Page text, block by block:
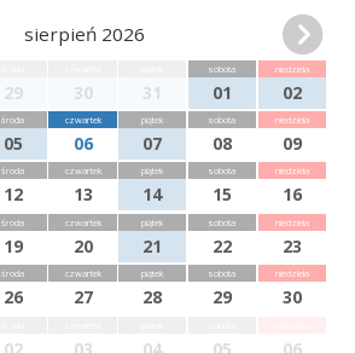
sierpień 2026
29 30 31
sobota
01
niedziela
02
środa
05
czwartek
06
piątek
07
sobota
08
niedziela
09
środa
12
czwartek
13
piątek
14
sobota
15
niedziela
16
środa
19
czwartek
20
piątek
21
sobota
22
niedziela
23
środa
26
czwartek
27
piątek
28
sobota
29
niedziela
30
02 03 04 05 06